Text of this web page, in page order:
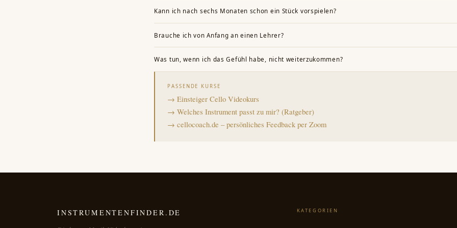
Kann ich nach sechs Monaten schon ein Stück vorspielen?
Brauche ich von Anfang an einen Lehrer?
Was tun, wenn ich das Gefühl habe, nicht weiterzukommen?
ganz aufzuhören, und nach einigen Tagen mit frischem Blick weiterzumachen.
PASSENDE KURSE
→ Einsteiger Cello Videokurs
→ Welches Instrument passt zu mir? (Ratgeber)
→ cellocoach.de – persönliches Feedback per Zoom
INSTRUMENTENFINDER.DE
KATEGORIEN